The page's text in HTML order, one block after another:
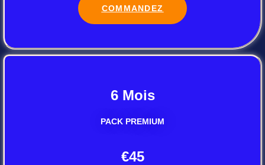
COMMANDEZ
6 Mois
PACK PREMIUM
€45